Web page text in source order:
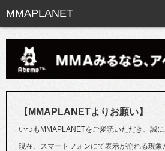
【MMAPLANETよりお願い】
いつもMMAPLANETをご愛読いただき、誠に
現在、スマートフォンにて表示が崩れる現